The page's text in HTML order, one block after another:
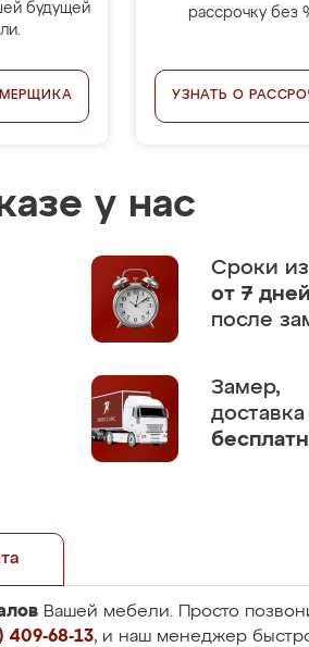
будущей
рассрочку без
УЗНАТЬ О
у нас
Сроки
от 7 дней
после
Замер,
Вашей мебели. Просто
409-68-13, и наш менеджер